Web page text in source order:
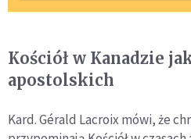
Kościół w Kanadzie
apostolskich
Kard. Gérald Lacroix mówi, że